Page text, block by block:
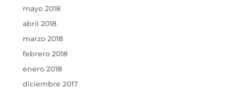
mayo 2018
abril 2018
marzo 2018
febrero 2018
enero 2018
diciembre 2017